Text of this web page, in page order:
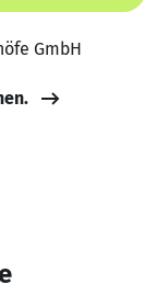
GmbH